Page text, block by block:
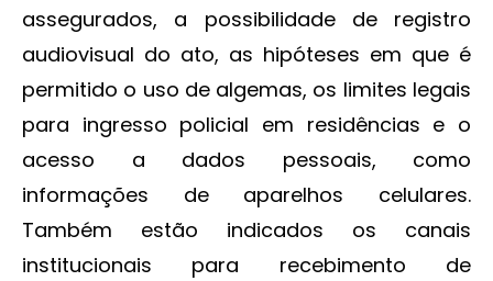
assegurados, a possibilidade de registro
audiovisual do ato, as hipóteses em que é
permitido o uso de algemas, os limites legais
para ingresso policial em residências e o
acesso a dados pessoais, como
informações de aparelhos celulares.
Também estão indicados os canais
institucionais para recebimento de